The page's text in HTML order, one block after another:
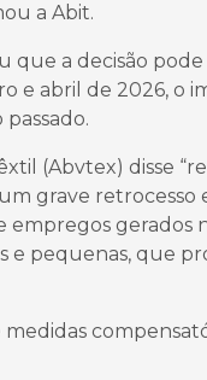
a Abit.
a decisão
e abril de 2026, o
(Abvtex) disse
grave
empregos gerados
e pequenas, que